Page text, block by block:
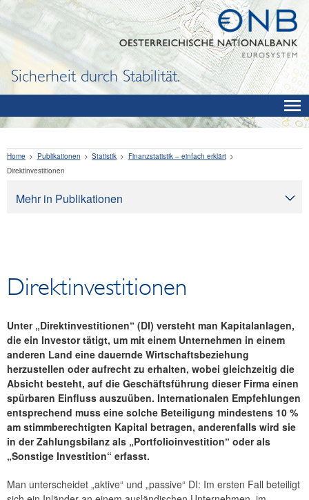
Sicherheit durch Stabilität.
Mehr in Publikationen
Finanzbildung
Finanzmarkt
Statistik
Finanzstatistik – einfach erklärt
Statistiken - Daten und Analysen
Statistiken Sonderhefte
Statistik im Fokus
Statistik-Notizen
Zahlungsverkehr
Home Publikationen Statistik
Finanzstatistik – einfach erklärt
Direktinvestitionen
Direktinvestitionen
Unter „Direktinvestitionen“ (DI) versteht man Kapitalanlagen,
die ein Investor tätigt, um mit einem Unternehmen in einem
anderen Land eine dauernde Wirtschaftsbeziehung
herzustellen oder aufrecht zu erhalten, wobei gleichzeitig die
Absicht besteht, auf die Geschäftsführung dieser Firma einen
spürbaren Einfluss auszuüben. Internationalen Empfehlungen
entsprechend muss eine solche Beteiligung mindestens 10 %
am stimmberechtigten Kapital betragen, anderenfalls wird sie
in der Zahlungsbilanz als „Portfolioinvestition“ oder als
„Sonstige Investition“ erfasst.
Man unterscheidet „aktive“ und „passive“ DI: Im ersten Fall beteiligt